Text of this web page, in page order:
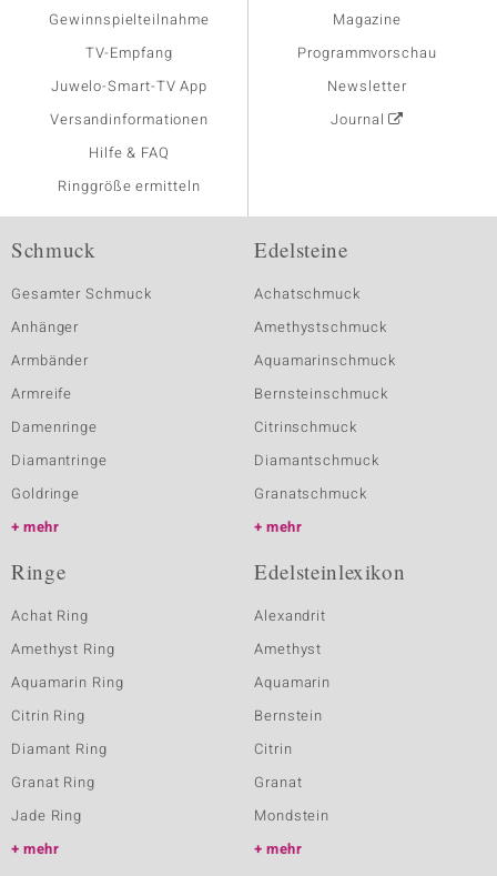
Gewinnspielteilnahme
TV-Empfang
Juwelo-Smart-TV App
Versandinformationen
Hilfe & FAQ
Ringgröße ermitteln
Magazine
Programmvorschau
Newsletter
Journal
Schmuck
Gesamter Schmuck
Anhänger
Armbänder
Armreife
Damenringe
Diamantringe
Goldringe
mehr
Edelsteine
Achatschmuck
Amethystschmuck
Aquamarinschmuck
Bernsteinschmuck
Citrinschmuck
Diamantschmuck
Granatschmuck
mehr
Ringe
Achat Ring
Amethyst Ring
Aquamarin Ring
Citrin Ring
Diamant Ring
Granat Ring
Jade Ring
mehr
Edelsteinlexikon
Alexandrit
Amethyst
Aquamarin
Bernstein
Citrin
Granat
Mondstein
mehr